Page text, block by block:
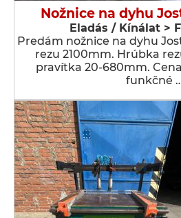
Nožnice na dyhu
Eladás / Kínálat >
Predám nožnice na dyhu
rezu 2100mm. Hrúbka
pravítka 20-680mm.
funkčné